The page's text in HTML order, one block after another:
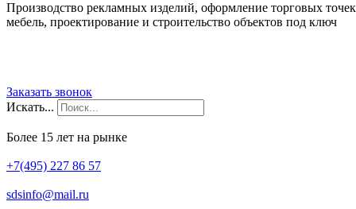
Производство рекламных изделий, оформление торговых
мебель, проектирование и строительство объектов под ключ
Заказать звонок
Искать...
Более 15 лет на рынке
+7(495) 227 86 57
sdsinfo@mail.ru